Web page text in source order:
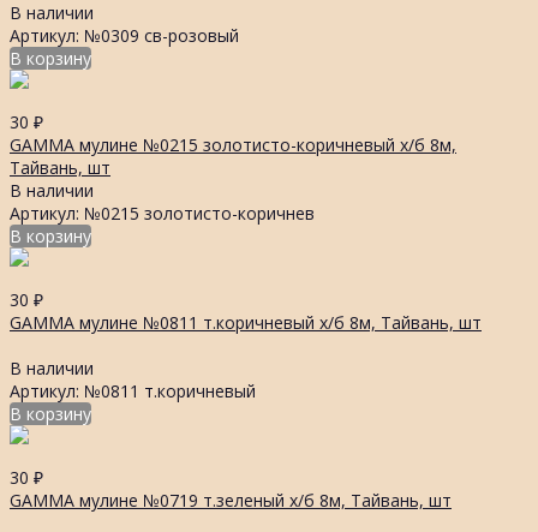
В наличии
Артикул: №0309 св-розовый
В корзину
30 ₽
GAMMA мулине №0215 золотисто-коричневый х/б 8м,
Тайвань, шт
В наличии
Артикул: №0215 золотисто-коричнев
В корзину
30 ₽
GAMMA мулине №0811 т.коричневый х/б 8м, Тайвань, шт
В наличии
Артикул: №0811 т.коричневый
В корзину
30 ₽
GAMMA мулине №0719 т.зеленый х/б 8м, Тайвань, шт